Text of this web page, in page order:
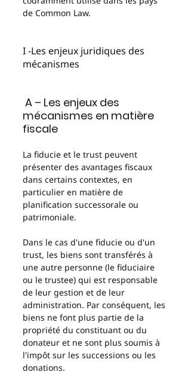
de Common Law.
I -Les enjeux juridiques des
mécanismes
mécanismes en matière
fiscale
La fiducie et le trust peuvent
présenter des avantages fiscaux
dans certains contextes, en
particulier en matière de
planification successorale ou
patrimoniale.
Dans le cas d'une fiducie ou d'un
trust, les biens sont transférés à
une autre personne (le fiduciaire
ou le trustee) qui est responsable
de leur gestion et de leur
administration. Par conséquent, les
biens ne font plus partie de la
propriété du constituant ou du
donateur et ne sont plus soumis à
l'impôt sur les successions ou les
donations.